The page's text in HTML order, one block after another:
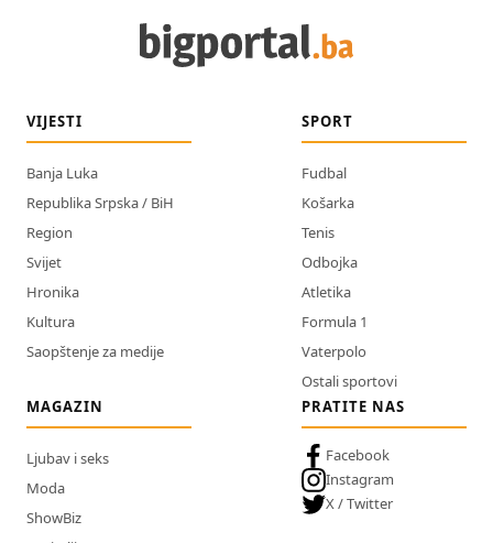
VIJESTI
Banja Luka
Republika Srpska / BiH
Region
Svijet
Hronika
Kultura
Saopštenje za medije
SPORT
Fudbal
Košarka
Tenis
Odbojka
Atletika
Formula 1
Vaterpolo
Ostali sportovi
MAGAZIN
Ljubav i seks
Moda
ShowBiz
PRATITE NAS
Facebook
Instagram
X / Twitter